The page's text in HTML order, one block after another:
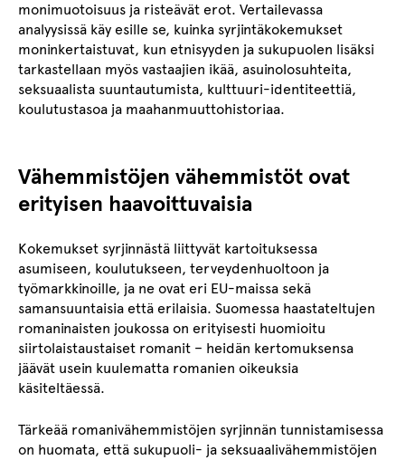
monimuotoisuus ja risteävät erot. Vertailevassa
analyysissä käy esille se, kuinka syrjintäkokemukset
moninkertaistuvat, kun etnisyyden ja sukupuolen lisäksi
tarkastellaan myös vastaajien ikää, asuinolosuhteita,
seksuaalista suuntautumista, kulttuuri-identiteettiä,
koulutustasoa ja maahanmuuttohistoriaa.
Vähemmistöjen vähemmistöt ovat
erityisen haavoittuvaisia
Kokemukset syrjinnästä liittyvät kartoituksessa
asumiseen, koulutukseen, terveydenhuoltoon ja
työmarkkinoille, ja ne ovat eri EU-maissa sekä
samansuuntaisia että erilaisia. Suomessa haastateltujen
romaninaisten joukossa on erityisesti huomioitu
siirtolaistaustaiset romanit – heidän kertomuksensa
jäävät usein kuulematta romanien oikeuksia
käsiteltäessä.
Tärkeää romanivähemmistöjen syrjinnän tunnistamisessa
on huomata, että sukupuoli- ja seksuaalivähemmistöjen